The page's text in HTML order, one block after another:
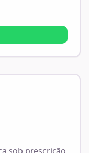
sob prescrição